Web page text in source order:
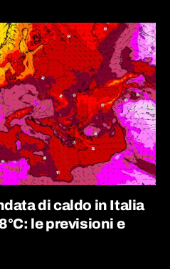
di caldo in Italia
le previsioni e